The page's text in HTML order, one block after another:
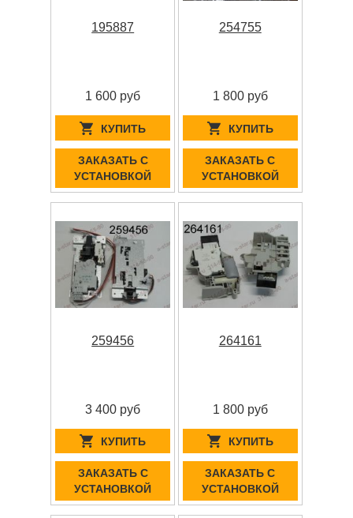
195887
1 600 руб
КУПИТЬ
ЗАКАЗАТЬ С
УСТАНОВКОЙ
254755
1 800 руб
КУПИТЬ
ЗАКАЗАТЬ С
УСТАНОВКОЙ
259456
3 400 руб
КУПИТЬ
ЗАКАЗАТЬ С
УСТАНОВКОЙ
264161
1 800 руб
КУПИТЬ
ЗАКАЗАТЬ С
УСТАНОВКОЙ